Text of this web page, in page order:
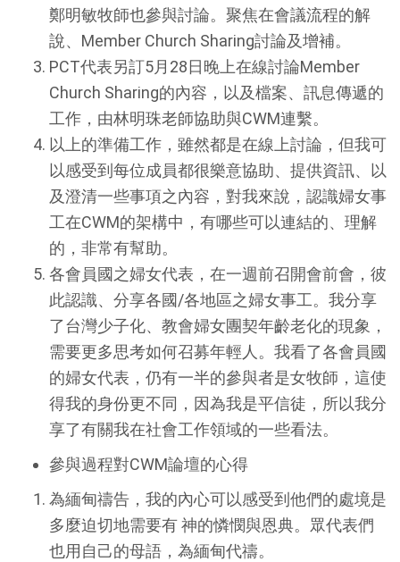
鄭明敏牧師也參與討論。聚焦在會議流程的解
說、Member Church Sharing討論及增補。
PCT代表另訂5月28日晚上在線討論Member
Church Sharing的內容，以及檔案、訊息傳遞的
工作，由林明珠老師協助與CWM連繫。
以上的準備工作，雖然都是在線上討論，但我可
以感受到每位成員都很樂意協助、提供資訊、以
及澄清一些事項之內容，對我來說，認識婦女事
工在CWM的架構中，有哪些可以連結的、理解
的，非常有幫助。
各會員國之婦女代表，在一週前召開會前會，彼
此認識、分享各國/各地區之婦女事工。我分享
了台灣少子化、教會婦女團契年齡老化的現象，
需要更多思考如何召募年輕人。我看了各會員國
的婦女代表，仍有一半的參與者是女牧師，這使
得我的身份更不同，因為我是平信徒，所以我分
享了有關我在社會工作領域的一些看法。
參與過程對CWM論壇的心得
為緬甸禱告，我的內心可以感受到他們的處境是
多麼迫切地需要有 神的憐憫與恩典。眾代表們
也用自己的母語，為緬甸代禱。